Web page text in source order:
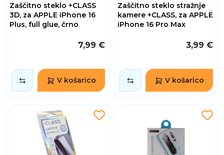
Zaščitno steklo +CLASS
3D, za APPLE iPhone 16
Plus, full glue, črno
7,99 €
V košarico
Zaščitno steklo stražnje
kamere +CLASS, za APPLE
iPhone 16 Pro Max
3,99 €
V košarico